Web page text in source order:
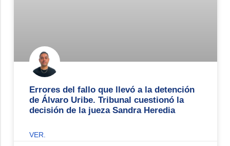
Errores del fallo que llevó a la detención
de Álvaro Uribe. Tribunal cuestionó la
decisión de la jueza Sandra Heredia
VER.